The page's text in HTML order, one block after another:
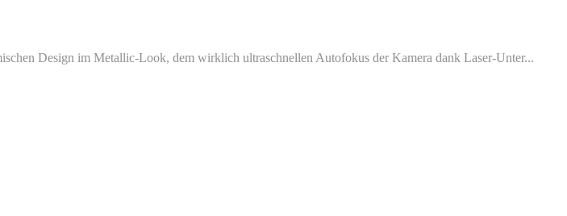
Design im Metallic-Look, dem wirklich ultraschnellen Autofokus der Kamera dank Laser-Unter...